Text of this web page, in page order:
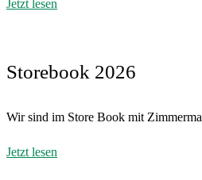
Jetzt lesen
Storebook 2026
Wir sind im Store Book mit
Jetzt lesen